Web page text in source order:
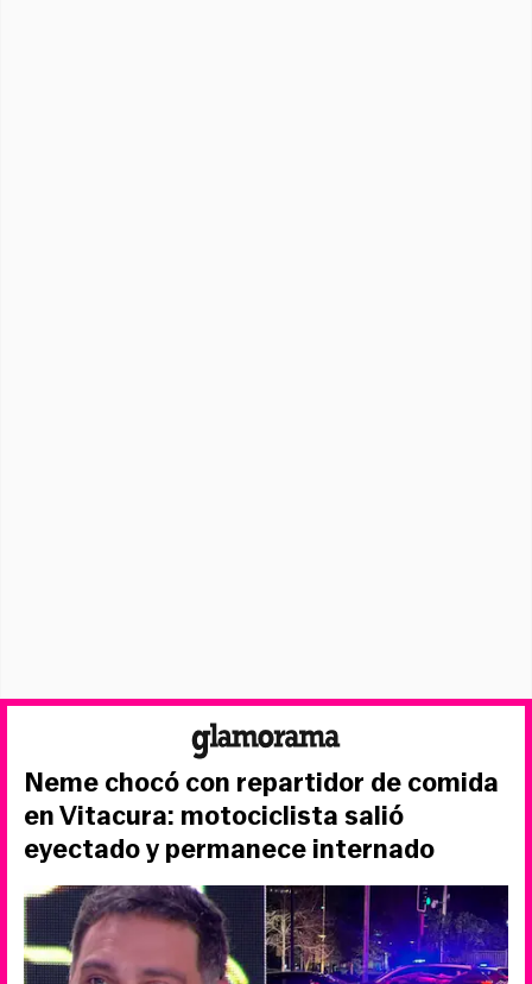
Neme chocó con repartidor de comida
en Vitacura: motociclista salió
eyectado y permanece internado